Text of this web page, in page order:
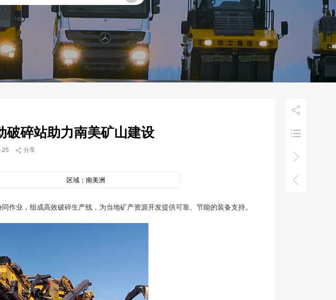




破碎站助力南美矿山建设
25  分享
区域： 南美洲
业，组成高效破碎生产线，为当地矿产资源开发提供可靠、节能的装备支持。